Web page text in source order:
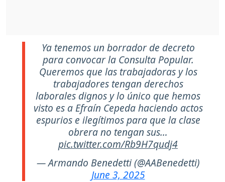
Ya tenemos un borrador de decreto
para convocar la Consulta Popular.
Queremos que las trabajadoras y los
trabajadores tengan derechos
laborales dignos y lo único que hemos
visto es a Efraín Cepeda haciendo actos
espurios e ilegítimos para que la clase
obrera no tengan sus…
pic.twitter.com/Rb9H7qudj4
— Armando Benedetti (@AABenedetti)
June 3, 2025